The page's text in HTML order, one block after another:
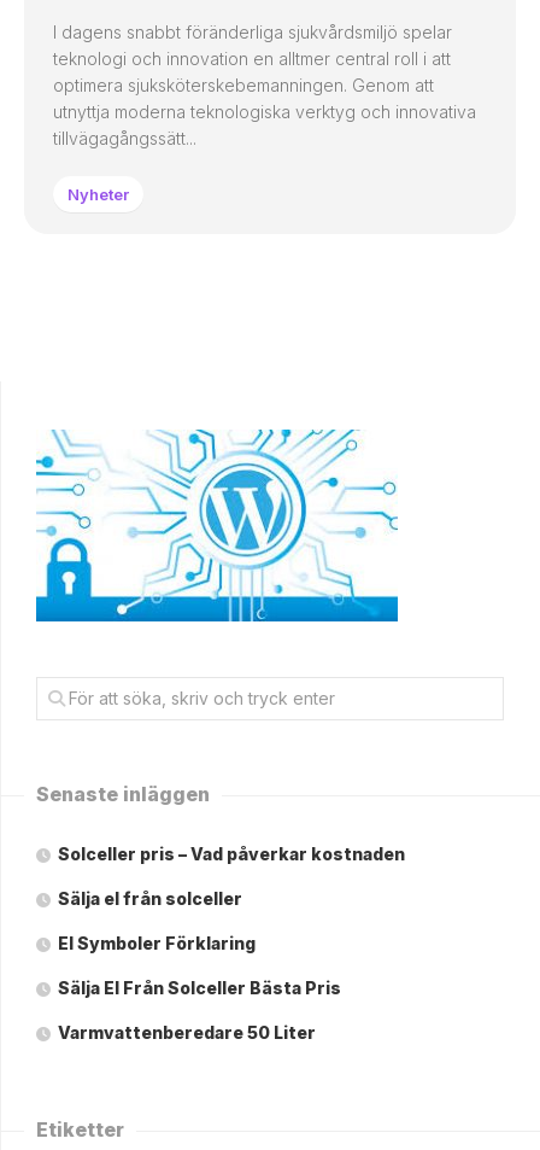
I dagens snabbt föränderliga sjukvårdsmiljö spelar
teknologi och innovation en alltmer central roll i att
optimera sjuksköterskebemanningen. Genom att
utnyttja moderna teknologiska verktyg och innovativa
tillvägagångssätt...
Nyheter
Senaste inläggen
Solceller pris – Vad påverkar kostnaden
Sälja el från solceller
El Symboler Förklaring
Sälja El Från Solceller Bästa Pris
Varmvattenberedare 50 Liter
Etiketter